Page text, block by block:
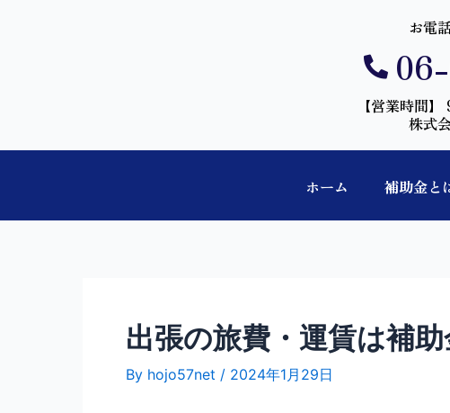
お電
【営業時間
株式
ホーム 補助金と
出張の旅費・運賃は補助
By hojo57net / 2024年1月29日